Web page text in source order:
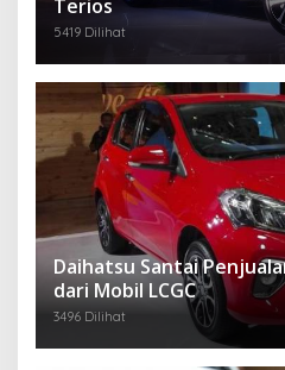
Terios
5419 Dilihat
Daihatsu Santai
dari Mobil LCGC
3496 Dilihat